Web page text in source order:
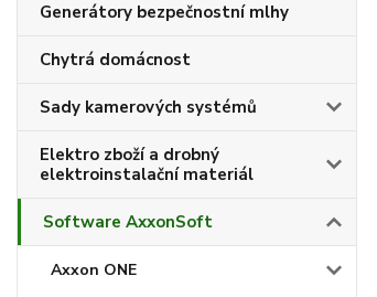
Generátory bezpečnostní mlhy
Chytrá domácnost
Sady kamerových systémů
Elektro zboží a drobný
elektroinstalační materiál
Software AxxonSoft
Axxon ONE